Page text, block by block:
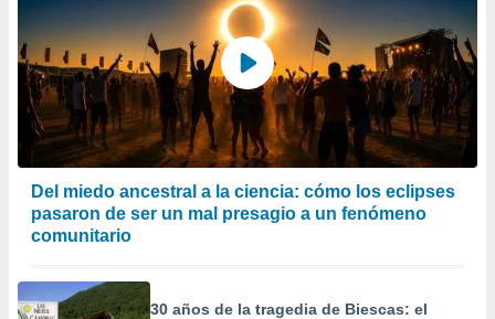
Del miedo ancestral a la ciencia: cómo los eclipses
pasaron de ser un mal presagio a un fenómeno
comunitario
30 años de la tragedia de Biescas: el